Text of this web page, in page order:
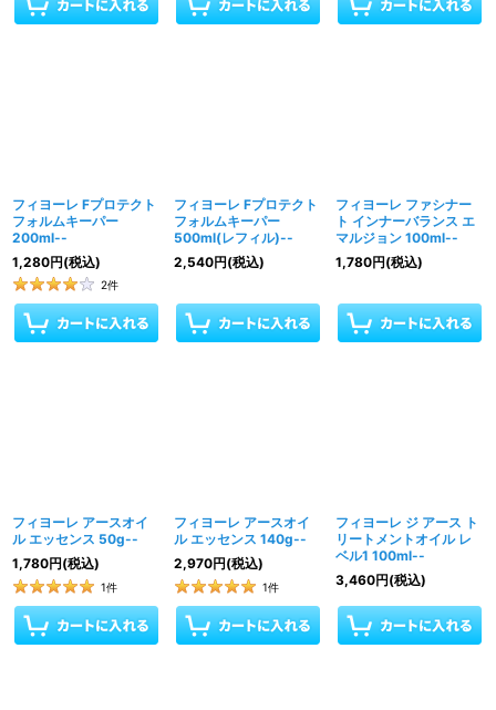
フィヨーレ Fプロテクト
フォルムキーパー
200ml--
1,280円(税込)
2件
フィヨーレ Fプロテクト
フォルムキーパー
500ml(レフィル)--
2,540円(税込)
フィヨーレ ファシナー
ト インナーバランス エ
マルジョン 100ml--
1,780円(税込)
フィヨーレ アースオイ
ル エッセンス 50g--
1,780円(税込)
1件
フィヨーレ アースオイ
ル エッセンス 140g--
2,970円(税込)
1件
フィヨーレ ジ アース ト
リートメントオイル レ
ベル1 100ml--
3,460円(税込)